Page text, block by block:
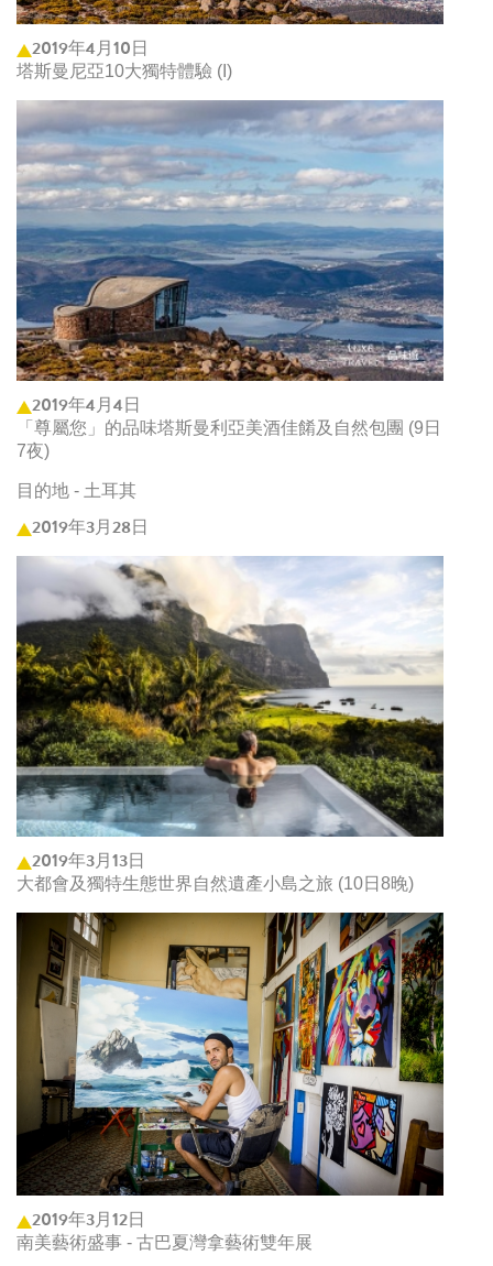
2019年4月10日
塔斯曼尼亞10大獨特體驗 (I)
2019年4月4日
「尊屬您」的品味塔斯曼利亞美酒佳餚及自然包團 (9日
7夜)
目的地 - 土耳其
2019年3月28日
2019年3月13日
大都會及獨特生態世界自然遺產小島之旅 (10日8晚)
2019年3月12日
南美藝術盛事 - 古巴夏灣拿藝術雙年展